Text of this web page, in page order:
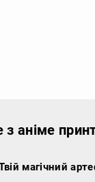
аніме
магічний